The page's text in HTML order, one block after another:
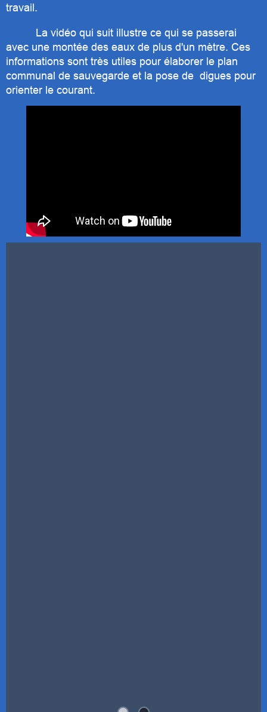
travail.
La vidéo qui suit illustre ce qui se passerai
avec une montée des eaux de plus d'un mètre. Ces
informations sont très utiles pour élaborer le plan
communal de sauvegarde et la pose de digues pour
orienter le courant.